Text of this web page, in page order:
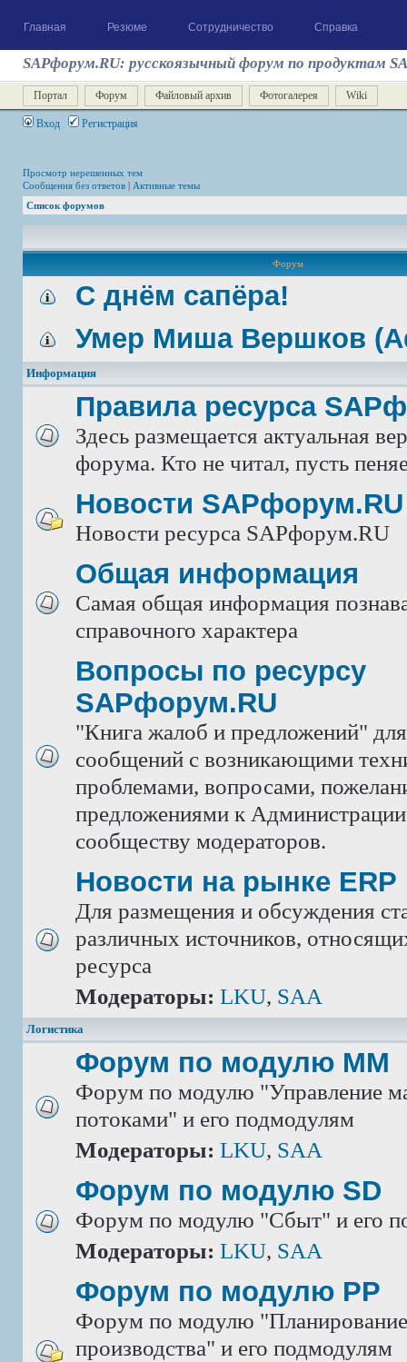
Главная Резюме Сотрудничество Справка
SAPфорум.RU: русскоязычный форум по продуктам
Портал Форум Файловый архив Фотогалерея Wiki
Вход Регистрация
Просмотр нерешенных тем
Сообщения без ответов | Активные темы
Список форумов
Форум
С днём сапёра!
Умер Миша Вершков
Информация
Правила ресурса
Здесь размещается актуальная
форума. Кто не читал, пусть
Новости SAPфорум.RU
Новости ресурса SAPфорум.RU
Общая информация
Самая общая информация
справочного характера
Вопросы по ресурсу
SAPфорум.RU
"Книга жалоб и предложений"
сообщений с возникающими
проблемами, вопросами,
предложениями к
сообществу модераторов.
Новости на рынке ERP
Для размещения и обсуждения
различных источников,
ресурса
Модераторы: LKU, SAA
Логистика
Форум по модулю ММ
Форум по модулю "Управление
потоками" и его подмодулям
Модераторы: LKU, SAA
Форум по модулю SD
Форум по модулю "Сбыт" и его
Модераторы: LKU, SAA
Форум по модулю РР
Форум по модулю "Планирование
производства" и его подмодулям